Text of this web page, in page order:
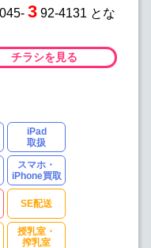
3 92-4131 とな
チラシを見る
iPad
取扱
スマホ・
iPhone買取
SE配送
授乳室・
搾乳室